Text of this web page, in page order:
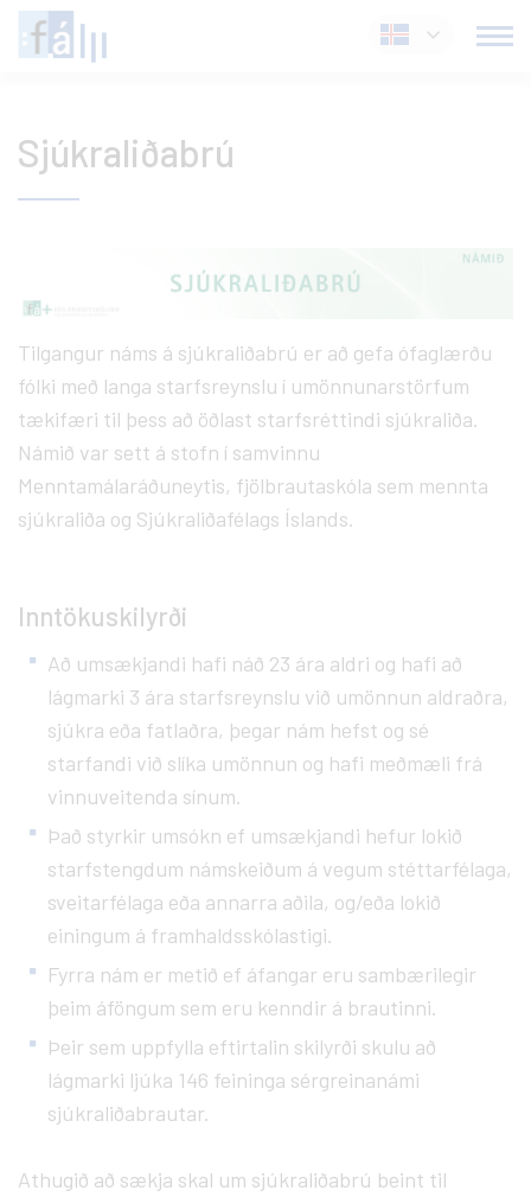
Fara
í
Íslenska
Sjúkraliðabrú
Tilgangur náms á sjúkraliðabrú er að gefa ófaglærðu
fólki með langa starfsreynslu í umönnunarstörfum
tækifæri til þess að öðlast starfsréttindi sjúkraliða.
Námið var sett á stofn í samvinnu
Menntamálaráðuneytis, fjölbrautaskóla sem mennta
sjúkraliða og Sjúkraliðafélags Íslands.
Inntökuskilyrði
Að umsækjandi hafi náð 23 ára aldri og hafi að
lágmarki 3 ára starfsreynslu við umönnun aldraðra,
sjúkra eða fatlaðra, þegar nám hefst og sé
starfandi við slíka umönnun og hafi meðmæli frá
vinnuveitenda sínum.
Það styrkir umsókn ef umsækjandi hefur lokið
starfstengdum námskeiðum á vegum stéttarfélaga,
sveitarfélaga eða annarra aðila, og/eða lokið
einingum á framhaldsskólastigi.
Fyrra nám er metið ef áfangar eru sambærilegir
þeim áföngum sem eru kenndir á brautinni.
Þeir sem uppfylla eftirtalin skilyrði skulu að
lágmarki ljúka 146 feininga sérgreinanámi
sjúkraliðabrautar.
Athugið að sækja skal um sjúkraliðabrú beint til